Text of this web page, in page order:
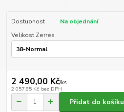
Dostupnost
Na objednání
Velikost Zerres
2 490,00 Kč/ks
2 057,85 Kč bez DPH
Přidat do košíku